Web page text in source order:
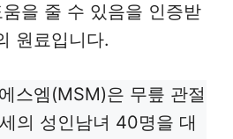
을 줄 수 있음을 인증받
원료입니다.
스엠(MSM)은 무릎 관절
의 성인남녀 40명을 대